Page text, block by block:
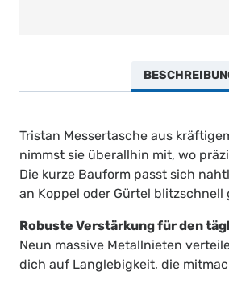
Tristan Messertasche aus
nimmst sie überallhin mit, wo
Die kurze Bauform passt sich
an Koppel oder Gürtel
Robuste Verstärkung für den
Neun massive Metallnieten
dich auf Langlebigkeit, die